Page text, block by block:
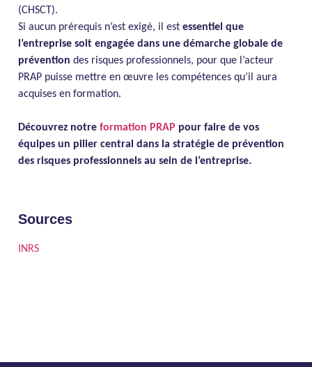
(CHSCT).
Si aucun prérequis n’est exigé, il est essentiel que
l’entreprise soit engagée dans une démarche globale de
prévention des risques professionnels, pour que l’acteur
PRAP puisse mettre en œuvre les compétences qu’il aura
acquises en formation.
Découvrez notre formation PRAP pour faire de vos
équipes un pilier central dans la stratégie de prévention
des risques professionnels au sein de l’entreprise.
Sources
INRS